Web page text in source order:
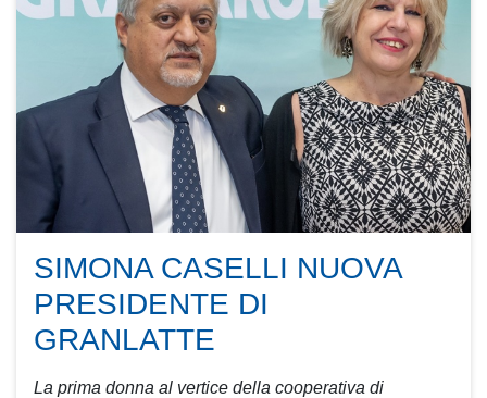
SIMONA CASELLI NUOVA
PRESIDENTE DI
GRANLATTE
La prima donna al vertice della cooperativa di